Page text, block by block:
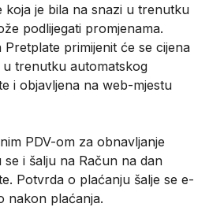
koja je bila na snazi u trenutku
podlijegati promjenama.
Pretplate primijenit će se cijena
u trenutku automatskog
i objavljena na web-mjestu
PDV-om za obnavljanje
i šalju na Račun na dan
Potvrda o plaćanju šalje se e-
nakon plaćanja.